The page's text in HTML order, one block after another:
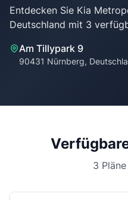
Entdecken Sie Kia
Am Tillypark 9
90431 Nürnberg,
3